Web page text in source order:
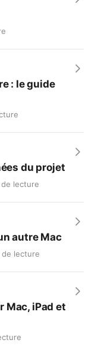
: le guide
du projet
de lecture
autre Mac
de lecture
Mac, iPad et